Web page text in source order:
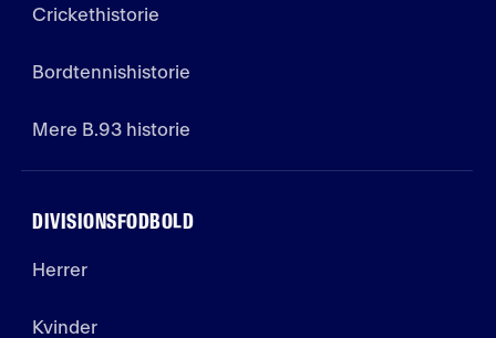
Crickethistorie
Bordtennishistorie
Mere B.93 historie
DIVISIONSFODBOLD
Herrer
Kvinder